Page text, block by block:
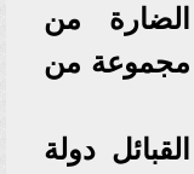
من
مجموعة من
دولة